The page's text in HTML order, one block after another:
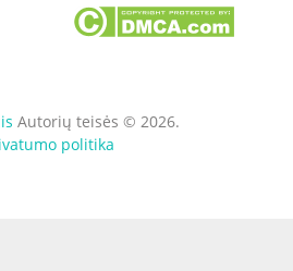
Autorių teisės © 2026.
politika